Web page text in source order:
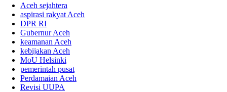
Aceh sejahtera
aspirasi rakyat Aceh
DPR RI
Gubernur Aceh
keamanan Aceh
kebijakan Aceh
MoU Helsinki
pemerintah pusat
Perdamaian Aceh
Revisi UUPA